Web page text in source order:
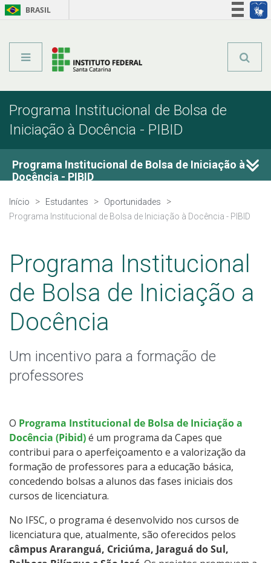
BRASIL
Programa Institucional de Bolsa de
Iniciação à Docência - PIBID
Programa Institucional de Bolsa de Iniciação à
Docência - PIBID
Editais
Eventos
Subprojetos
Contatos
Início Estudantes
Oportunidades
Programa Institucional de Bolsa de Iniciação à Docência - PIBID
Programa Institucional
de Bolsa de Iniciação a
Docência
Um incentivo para a formação de
professores
O Programa Institucional de Bolsa de Iniciação a
Docência (Pibid)é um programa da Capes que
contribui para o aperfeiçoamento e a valorização da
formação de professores para a educação básica,
concedendo bolsas a alunos das fases iniciais dos
cursos de licenciatura.
No IFSC, o programa é desenvolvido nos cursos de
licenciatura que, atualmente, são oferecidos pelos
câmpus Araranguá, Criciúma, Jaraguá do Sul,